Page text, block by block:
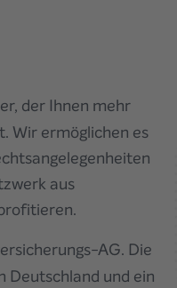
der Ihnen mehr
Wir ermöglichen es
aus
AG. Die
Deutschland und ein